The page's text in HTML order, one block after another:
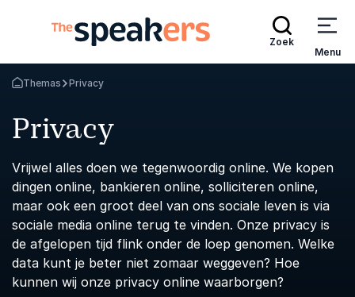
Zoek
Menu
Terug naar de startpagina
Themas Privacy
Privacy
Vrijwel alles doen we tegenwoordig online. We kopen
dingen online, bankieren online, solliciteren online,
maar ook een groot deel van ons sociale leven is via
sociale media online terug te vinden. Onze privacy is
de afgelopen tijd flink onder de loep genomen. Welke
data kunt je beter niet zomaar weggeven? Hoe
kunnen wij onze privacy online waarborgen?